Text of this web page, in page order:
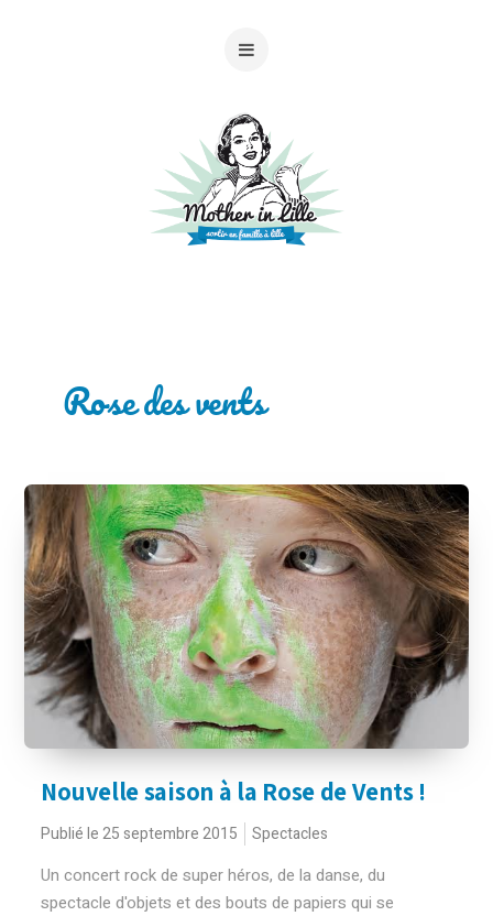
Rose des vents
Nouvelle saison à la Rose de Vents !
Publié le 25 septembre 2015 Spectacles
Un concert rock de super héros, de la danse, du
spectacle d'objets et des bouts de papiers qui se